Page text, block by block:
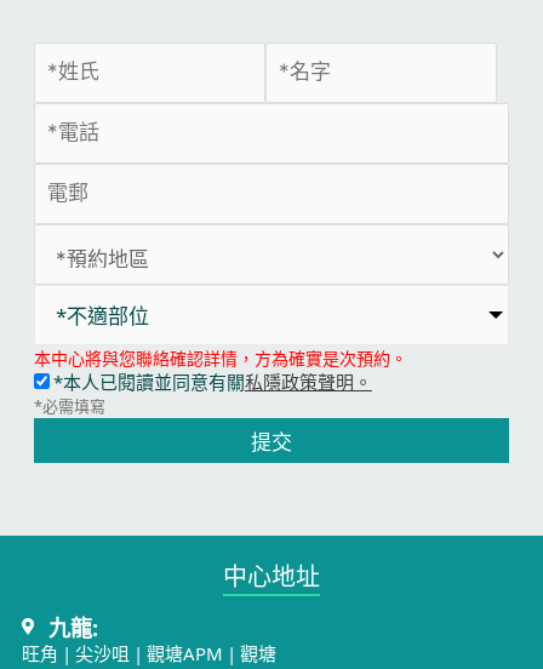
*不適部位
本中心將與您聯絡確認詳情，方為確實是次預約。
*本人已閱讀並同意有關私隱政策聲明。
*必需填寫
提交
中心地址​
九龍:
旺角 | 尖沙咀 | 觀塘APM | 觀塘